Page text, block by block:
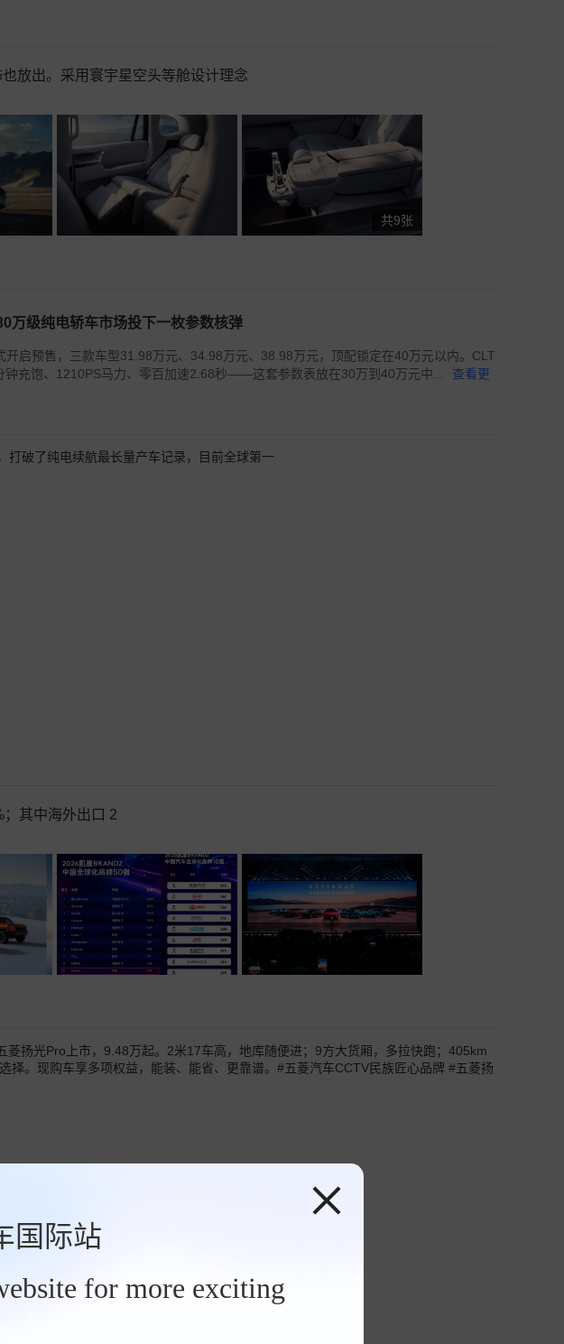
国际站
for more exciting
放出。采用寰宇星空头等舱设计理念
共9张
万级纯电轿车市场投下一枚参数核弹
开启预售，三款车型31.98万元、34.98万元、38.98万元，顶配锁定在40万元以内。CLT
钟充饱、1210PS马力、零百加速2.68秒——这套参数表放在30万到40万元中...
查看更
打破了纯电续航最长量产车记录，目前全球第一
其中海外出口 2
扬光Pro上市，9.48万起。2米17车高，地库随便进；9方大货厢，多拉快跑；405km
择。现购车享多项权益，能装、能省、更靠谱。#五菱汽车CCTV民族匠心品牌 #五菱扬